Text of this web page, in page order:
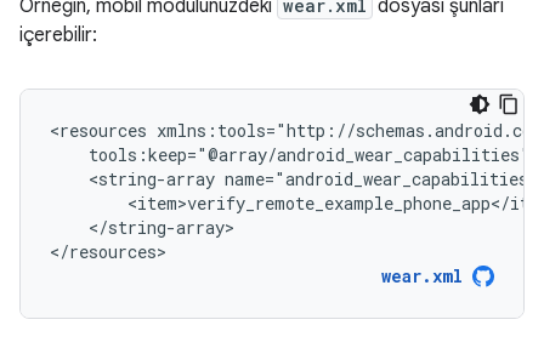
Örneğin, mobil modülünüzdeki wear.xml dosyası şunları
içerebilir:
<resources
<string-array
</string-array>
</resources>
wear.xml